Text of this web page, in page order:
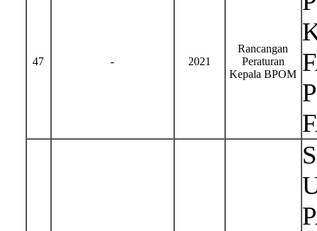
47 - 2021
Rancangan
Peraturan
Kepala BPOM